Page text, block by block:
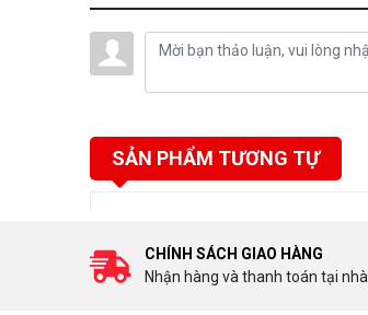
SẢN PHẨM TƯƠNG TỰ
CHÍNH SÁCH GIAO HÀNG
Nhận hàng và thanh toán tại nhà